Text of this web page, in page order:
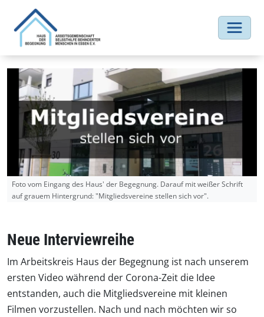
Foto vom Eingang des Haus' der Begegnung. Darauf mit weißer Schrift
auf grauem Hintergrund: "Mitgliedsvereine stellen sich vor".
Neue Interviewreihe
Im Arbeitskreis Haus der Begegnung ist nach unserem
ersten Video während der Corona-Zeit die Idee
entstanden, auch die Mitgliedsvereine mit kleinen
Filmen vorzustellen. Nach und nach möchten wir so